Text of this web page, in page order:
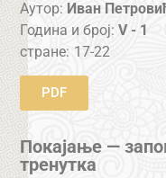
Аутор: Иван
Година и број:V - 1
стране: 17-22
PDF
Покајање —
тренутка